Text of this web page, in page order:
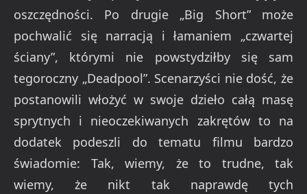
oszczędności. Po drugie „Big Short” może
pochwalić się narracją i łamaniem „czwartej
ściany”, którymi nie powstydziłby się sam
tegoroczny „Deadpool”. Scenarzyści nie dość, że
postanowili włożyć w swoje dzieło całą masę
sprytnych i nieoczekiwanych zakrętów to na
dodatek podeszli do tematu filmu bardzo
świadomie: Tak, wiemy, że to trudne, tak
wiemy, że nikt tak naprawdę tych